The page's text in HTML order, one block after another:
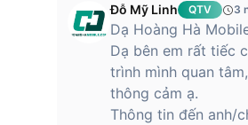
Đỗ Mỹ Linh QTV 3
Dạ Hoàng Hà
Dạ bên em rất tiếc
trình mình quan
thông cảm ạ.
Thông tin đến anh/